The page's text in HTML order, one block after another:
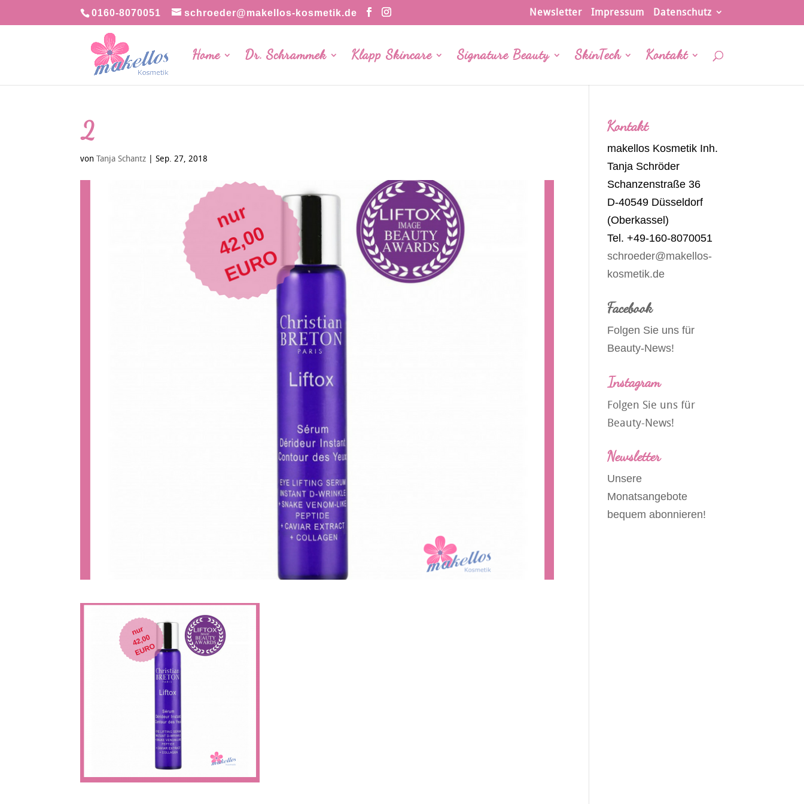
0160-8070051 schroeder@makellos-kosmetik.de Newsletter Impressum Datenschutz
Home Dr. Schrammek Klapp Skincare Signature Beauty SkinTech Kontakt
2
vonTanja Schantz |Sep. 27, 2018
Kontakt
makellos Kosmetik Inh.
Tanja Schröder
Schanzenstraße 36
D-40549 Düsseldorf
(Oberkassel)
Tel. +49-160-8070051
schroeder@makellos-
kosmetik.de
Facebook
Folgen Sie uns für
Beauty-News!
Instagram
Folgen Sie uns für
Beauty-News!
Newsletter
Unsere
Monatsangebote
bequem abonnieren!